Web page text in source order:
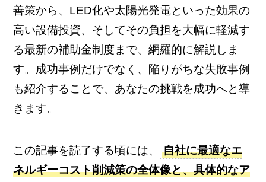
善策から、LED化や太陽光発電といった効果の
高い設備投資、そしてその負担を大幅に軽減す
る最新の補助金制度まで、網羅的に解説しま
す。成功事例だけでなく、陥りがちな失敗事例
も紹介することで、あなたの挑戦を成功へと導
きます。
この記事を読了する頃には、
自社に最適なエ
ネルギーコスト削減策の全体像と、具体的なア